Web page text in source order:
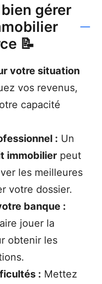
gérer
📝
votre situation
vos revenus,
capacité
: Un
immobilier peut
les meilleures
votre dossier.
banque :
jouer la
obtenir les
: Mettez